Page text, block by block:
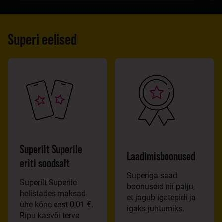
Superi eelised
Superilt Superile
eriti soodsalt
Superilt Superile
helistades maksad
ühe kõne eest 0,01 €.
Ripu kasvõi terve
Laadimisboonused
Superiga saad
boonuseid nii palju,
et jagub igatepidi ja
igaks juhtumiks.